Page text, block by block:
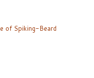
of Spiking-Beard